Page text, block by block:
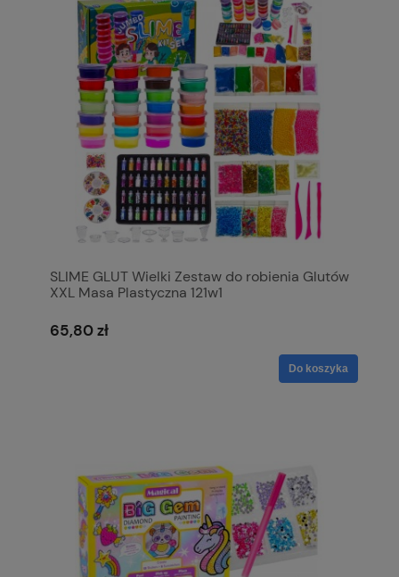
SLIME GLUT Wielki Zestaw do robienia Glutów
XXL Masa Plastyczna 121w1
65,80 zł
Do koszyka